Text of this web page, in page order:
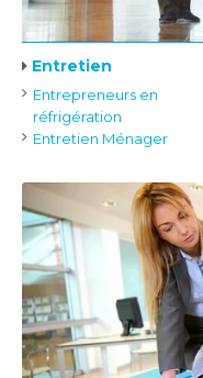
Entretien
Entrepreneurs en
réfrigération
Entretien Ménager